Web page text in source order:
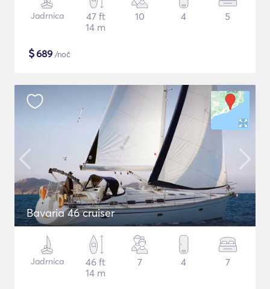
Jadrnica
47 ft
14 m
10 4 5
$689 /noč
Bavaria 46 cruiser
Jadrnica
46 ft
14 m
7 4 7